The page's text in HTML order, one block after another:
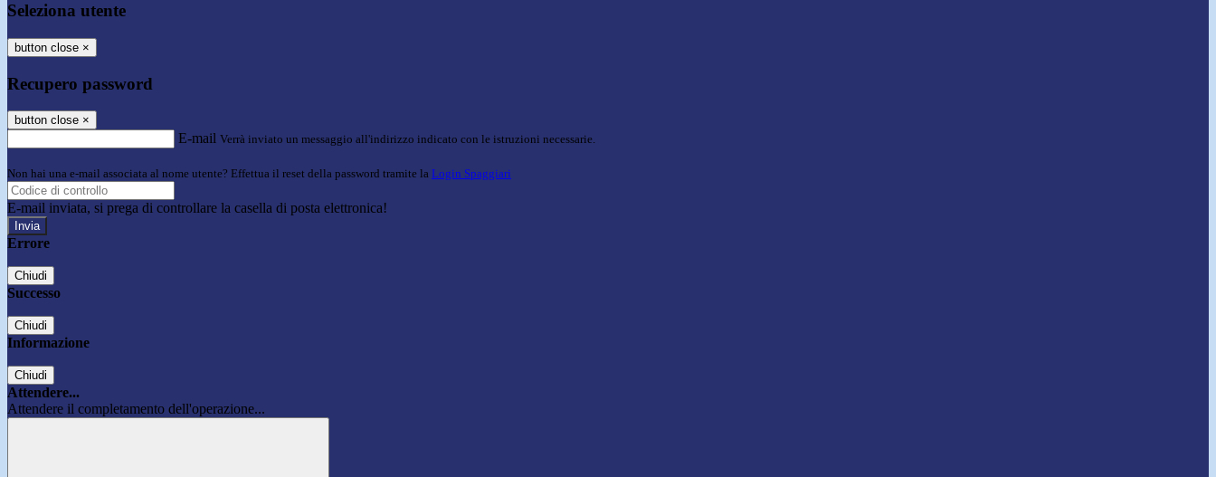
Seleziona utente
button close ×
Recupero password
button close ×
E-mail Verrà inviato un messaggio all'indirizzo indicato con le istruzioni necessarie.
Non hai una e-mail associata al nome utente? Effettua il reset della password tramite la Login Spaggiari
E-mail inviata, si prega di controllare la casella di posta elettronica!
Errore
Chiudi
Successo
Chiudi
Informazione
Chiudi
Attendere...
Attendere il completamento dell'operazione...